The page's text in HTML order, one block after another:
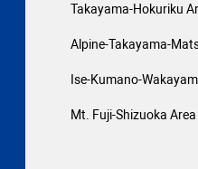
Takayama-Hokuriku
Alpine-Takayama-
Ise-Kumano-
Mt. Fuji-Shizuoka Area